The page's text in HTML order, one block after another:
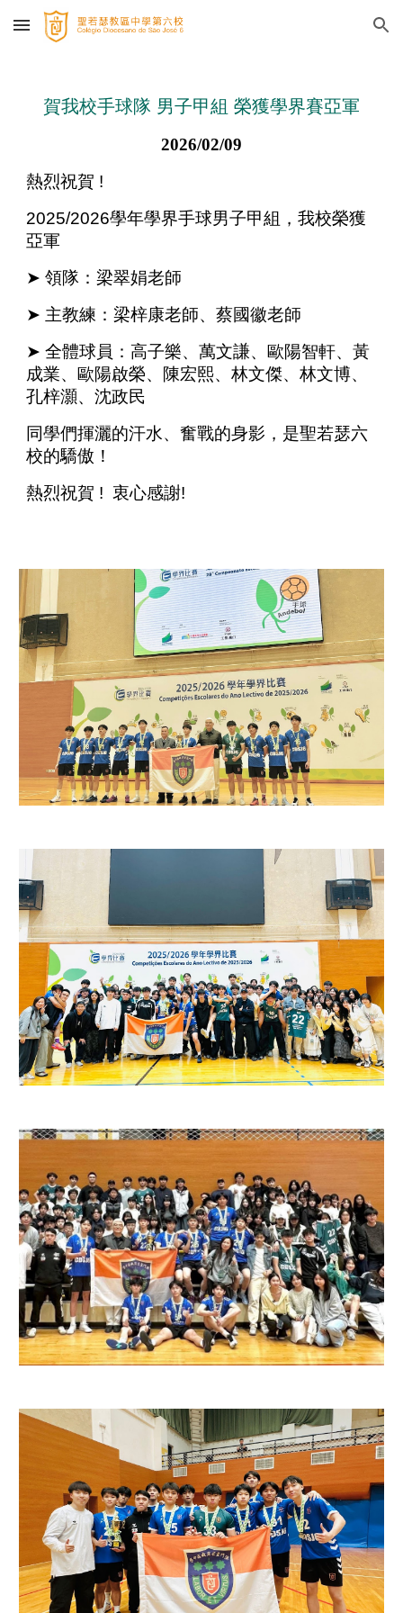
Skip to main content Skip to navigation
賀我校手球隊 男子甲組 榮獲學界賽亞軍
2026/02/09
熱烈祝賀 !
2025/2026學年學界手球男子甲組 ，我校榮獲
亞軍
➤ 領隊：梁翠娟老師
➤ 主教練：梁梓康老師、蔡國徽老師
➤ 全體球員：高子樂、萬文謙、歐陽智軒、黃
成業、歐陽啟榮、陳宏熙、林文傑、林文博、
孔梓灝、沈政民
同學們揮灑的汗水、奮戰的身影，是聖若瑟六
校的驕傲！
熱烈祝賀 ! 衷心感謝!